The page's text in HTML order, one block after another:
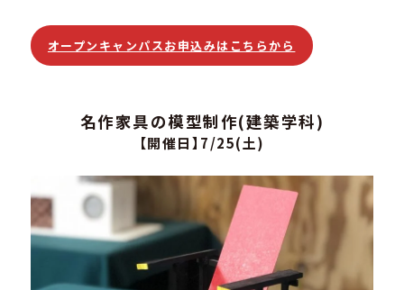
オープンキャンパスお申込みはこちらから
名作家具の模型制作(建築学科)
【開催日】7/25(土)